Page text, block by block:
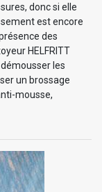
donc si elle
est encore
des
HELFRITT
les
un brossage
mousse,